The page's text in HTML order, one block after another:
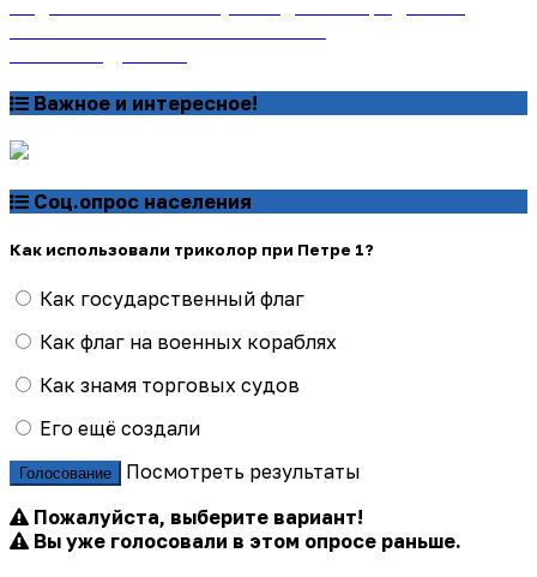
Важное и интересное!
Соц.опрос населения
Как использовали триколор при Петре 1?
Как государственный флаг
Как флаг на военных кораблях
Как знамя торговых судов
Его ещё создали
Голосование
Посмотреть результаты
Пожалуйста, выберите вариант!
Вы уже голосовали в этом опросе раньше.